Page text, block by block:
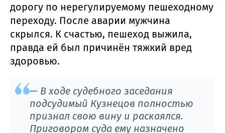
дорогу по нерегулируемому пешеходному
переходу. После аварии мужчина
скрылся. К счастью, пешеход выжила,
правда ей был причинён тяжкий вред
здоровью.
— В ходе судебного заседания
подсудимый Кузнецов полностью
признал свою вину и раскаялся.
Приговором суда ему назначено